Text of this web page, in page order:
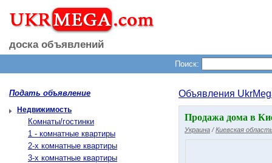
доска объявлений
Поиск:
Подать объявление
Недвижимость
Комнаты/гостинки
1 - комнатные квартиры
2-х комнатные квартиры
3-х комнатные квартиры
Объявления
Продажа дома в
Украина /Киевская